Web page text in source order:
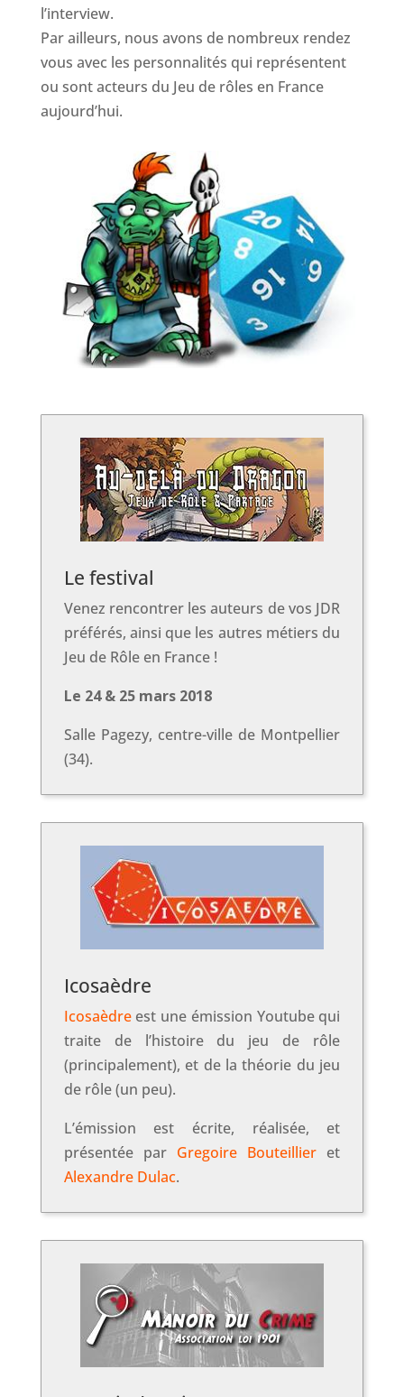
l’interview.
Par ailleurs, nous avons de nombreux rendez
vous avec les personnalités qui représentent
ou sont acteurs du Jeu de rôles en France
aujourd’hui.
Le festival
Venez rencontrer les auteurs de vos JDR
préférés, ainsi que les autres métiers du
Jeu de Rôle en France !
Le 24 & 25 mars 2018
Salle Pagezy, centre-ville de Montpellier
(34).
Icosaèdre
Icosaèdreest une émission Youtube qui
traite de l’histoire du jeu de rôle
(principalement), et de la théorie du jeu
de rôle (un peu).
L’émission est écrite, réalisée, et
présentée par Gregoire Bouteillier et
Alexandre Dulac.